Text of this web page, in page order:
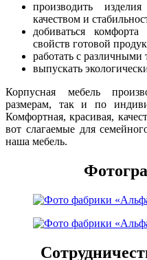
производить
качеством и
добиваться
свойств готовой
работать с
выпускать
Корпусная мебель
размерам, так и по
Комфортная, красивая,
вот слагаемые для
наша мебель.